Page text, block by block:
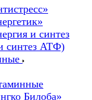
и синтез
синтез АТФ)
Билоба»